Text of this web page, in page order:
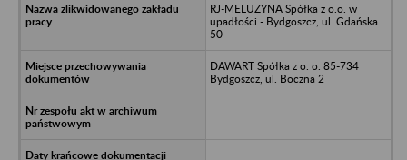
RJ-MELUZYNA Spółka z o.o. w
upadłości - Bydgoszcz, ul. Gdańska
50
DAWART Spółka z o. o. 85-734
Bydgoszcz, ul. Boczna 2